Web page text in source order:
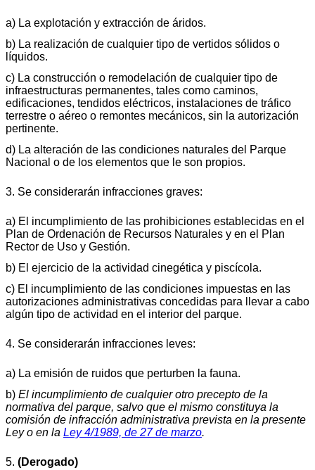
a) La explotación y extracción de áridos.
b) La realización de cualquier tipo de vertidos sólidos o
líquidos.
c) La construcción o remodelación de cualquier tipo de
infraestructuras permanentes, tales como caminos,
edificaciones, tendidos eléctricos, instalaciones de tráfico
terrestre o aéreo o remontes mecánicos, sin la autorización
pertinente.
d) La alteración de las condiciones naturales del Parque
Nacional o de los elementos que le son propios.
3. Se considerarán infracciones graves:
a) El incumplimiento de las prohibiciones establecidas en el
Plan de Ordenación de Recursos Naturales y en el Plan
Rector de Uso y Gestión.
b) El ejercicio de la actividad cinegética y piscícola.
c) El incumplimiento de las condiciones impuestas en las
autorizaciones administrativas concedidas para llevar a cabo
algún tipo de actividad en el interior del parque.
4. Se considerarán infracciones leves:
a) La emisión de ruidos que perturben la fauna.
b) El incumplimiento de cualquier otro precepto de la
normativa del parque, salvo que el mismo constituya la
comisión de infracción administrativa prevista en la presente
Ley o en la Ley 4/1989, de 27 de marzo.
5. (Derogado)